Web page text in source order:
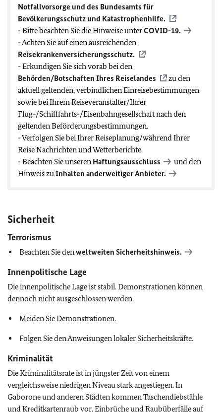
Notfallvorsorge und des Bundesamts für
Bevölkerungsschutz und Katastrophenhilfe.
- Bitte beachten Sie die Hinweise unterCOVID-19.
- Achten Sie auf einen ausreichenden
Reisekrankenversicherungsschutz.
- Erkundigen Sie sich vorab bei den
Behörden/Botschaften Ihres Reiselandes
zu den
aktuell geltenden, verbindlichen Einreisebestimmungen
sowie bei Ihrem Reiseveranstalter/Ihrer
Flug-/Schifffahrts-/Eisenbahngesellschaft nach den
geltenden Beförderungsbestimmungen.
- Verfolgen Sie bei Ihrer Reiseplanung/während Ihrer
Reise Nachrichten und Wetterberichte.
- Beachten Sie unseren Haftungsausschluss
und den
Hinweis zuInhalten anderweitiger Anbieter.
Sicherheit
Terrorismus
Beachten Sie denweltweiten Sicherheitshinweis.
Innenpolitische Lage
Die innenpolitische Lage ist stabil. Demonstrationen können
dennoch nicht ausgeschlossen werden.
Meiden Sie Demonstrationen.
Folgen Sie den Anweisungen lokaler Sicherheitskräfte.
Kriminalität
Die Kriminalitätsrate ist in jüngster Zeit von einem
vergleichsweise niedrigen Niveau stark angestiegen. In
Gaborone und anderen Städten kommen Taschendiebstähle
und Kreditkartenraub vor. Einbrüche und Raubüberfälle auf